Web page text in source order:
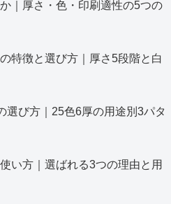
｜厚さ・色・印刷適性の5つの
特徴と選び方｜厚さ5段階と白
選び方｜25色6厚の用途別3パタ
い方｜選ばれる3つの理由と用